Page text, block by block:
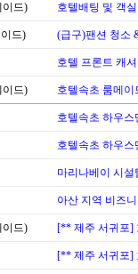
이드) 호텔배팅 및 객
드) (급구)팬션 청소
호텔 프론트 캐
이드) 호텔속초 룸메이
호텔속초 하우
호텔속초 하우
마리나베이 시
아산 지역 비즈
이드) [** 제주 서귀포]
[** 제주 서귀포]